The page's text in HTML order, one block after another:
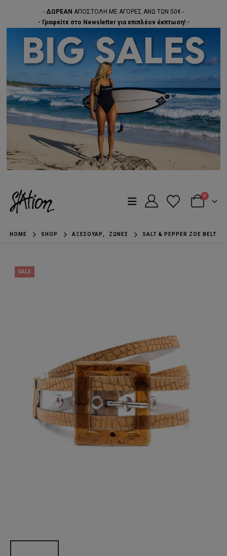
- ΔΩΡΕΑΝ ΑΠΟΣΤΟΛΗ ΜΕ ΑΓΟΡΕΣ ΑΝΩ ΤΩΝ 50€ -
- Γραφείτε στο Newsletter για επιπλέον έκπτωση! -
0
HOME SHOP ΑΞΕΣΟΥΆΡ, ΖΏΝΕΣ SALT & PEPPER ZOE BELT
SALE